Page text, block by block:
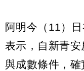
阿明今（11）
表示，自新青
與成數條件，